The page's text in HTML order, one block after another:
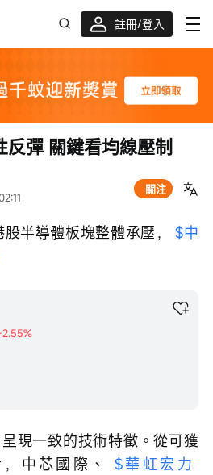
註冊/登入
迎新驚喜賞 股票/BTC等任你揀!
關注
反彈 關鍵看均線壓制
股半導體板塊整體承壓， $中
現一致的技術特徵。從可獲
中芯國際、 $華虹宏力